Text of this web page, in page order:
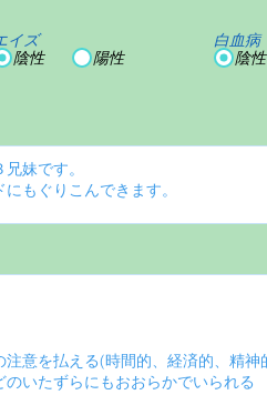
イズ
陰性
陽性
白血病
陰性